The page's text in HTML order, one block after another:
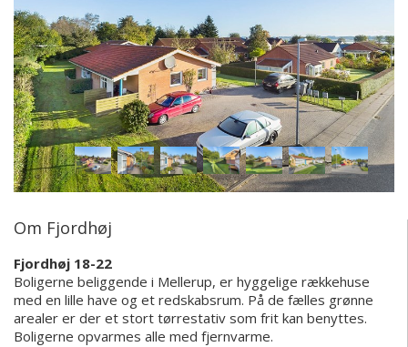
Om Fjordhøj
Fjordhøj 18-22
Boligerne beliggende i Mellerup, er hyggelige rækkehuse
med en lille have og et redskabsrum. På de fælles grønne
arealer er der et stort tørrestativ som frit kan benyttes.
Boligerne opvarmes alle med fjernvarme.